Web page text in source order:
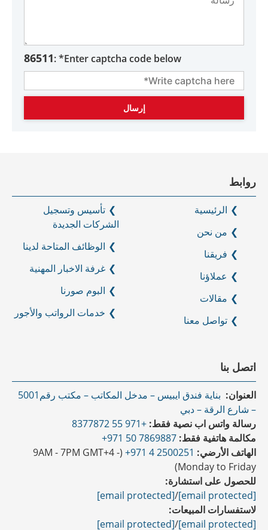
Enter captcha code below* :
86511
روابط
الرئيسية
من نحن
فريقنا
عملاؤنا
مقالات
تواصل معنا
تأسيس وتسجيل
الشركات الجديدة
الوظائف المتاحة لدينا
غرفة الاخبار المهنية
البوم صورنا
خدمات الرواتب والأجور
اتصل بنا
العنوان:
بناية فندق ايبيس – مدخل المكاتب – مكتب رقم5001
– شارع الرقة – دبي
رسالة واتس اب نصية فقط: +971 55 8377872
مكالمة هاتفية فقط: 7869887 50 971+
الهاتف الأرضي: 2500251 4 971+
(9AM - 7PM GMT+4 -
Monday to Friday)
للحصول على استشارة:
[email protected]
/
[email protected]
لاستفسارات المبيعات:
[email protected]
/
[email protected]